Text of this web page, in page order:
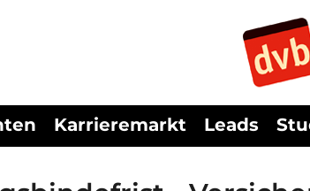
Karrieremarkt Leads